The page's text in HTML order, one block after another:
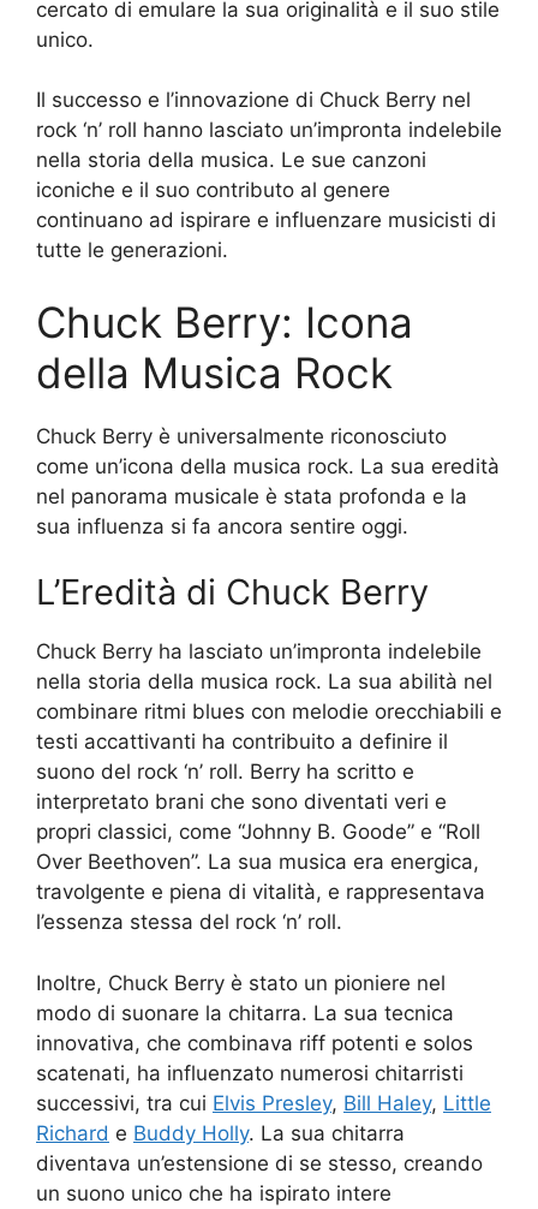
cercato di emulare la sua originalità e il suo stile
unico.
Il successo e l’innovazione di Chuck Berry nel
rock ‘n’ roll hanno lasciato un’impronta indelebile
nella storia della musica. Le sue canzoni
iconiche e il suo contributo al genere
continuano ad ispirare e influenzare musicisti di
tutte le generazioni.
Chuck Berry: Icona
della Musica Rock
Chuck Berry è universalmente riconosciuto
come un’icona della musica rock. La sua eredità
nel panorama musicale è stata profonda e la
sua influenza si fa ancora sentire oggi.
L’Eredità di Chuck Berry
Chuck Berry ha lasciato un’impronta indelebile
nella storia della musica rock. La sua abilità nel
combinare ritmi blues con melodie orecchiabili e
testi accattivanti ha contribuito a definire il
suono del rock ‘n’ roll. Berry ha scritto e
interpretato brani che sono diventati veri e
propri classici, come “Johnny B. Goode” e “Roll
Over Beethoven”. La sua musica era energica,
travolgente e piena di vitalità, e rappresentava
l’essenza stessa del rock ‘n’ roll.
Inoltre, Chuck Berry è stato un pioniere nel
modo di suonare la chitarra. La sua tecnica
innovativa, che combinava riff potenti e solos
scatenati, ha influenzato numerosi chitarristi
successivi, tra cui Elvis Presley, Bill Haley, Little
Richard e Buddy Holly. La sua chitarra
diventava un’estensione di se stesso, creando
un suono unico che ha ispirato intere